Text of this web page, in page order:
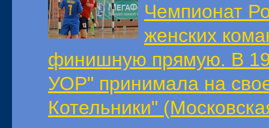
Чемпионат
женских
финишную прямую. В 19
УОР" принимала на
Котельники"